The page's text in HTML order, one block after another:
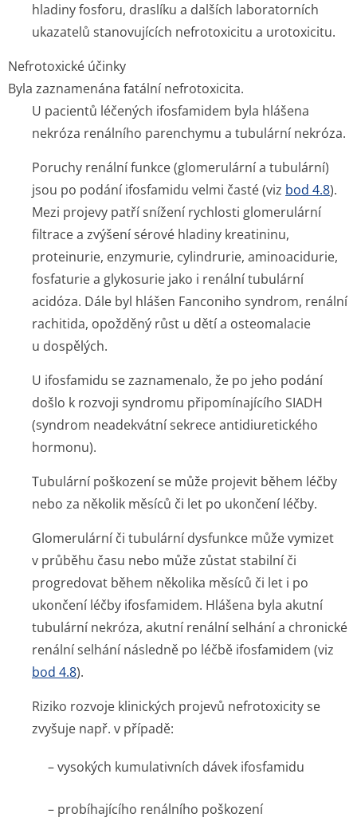
hladiny fosforu, draslíku a dalších laboratorních
ukazatelů stanovujících nefrotoxicitu a urotoxicitu.
Nefrotoxické účinky
Byla zaznamenána fatální nefrotoxicita.
U pacientů léčených ifosfamidem byla hlášena
nekróza renálního parenchymu a tubulární nekróza.
Poruchy renální funkce (glomerulární a tubulární)
jsou po podání ifosfamidu velmi časté (viz bod 4.8).
Mezi projevy patří snížení rychlosti glomerulární
filtrace a zvýšení sérové hladiny kreatininu,
proteinurie, enzymurie, cylindrurie, aminoacidurie,
fosfaturie a glykosurie jako i renální tubulární
acidóza. Dále byl hlášen Fanconiho syndrom, renální
rachitida, opožděný růst u dětí a osteomalacie
u dospělých.
U ifosfamidu se zaznamenalo, že po jeho podání
došlo k rozvoji syndromu připomínajícího SIADH
(syndrom neadekvátní sekrece antidiuretického
hormonu).
Tubulární poškození se může projevit během léčby
nebo za několik měsíců či let po ukončení léčby.
Glomerulární či tubulární dysfunkce může vymizet
v průběhu času nebo může zůstat stabilní či
progredovat během několika měsíců či let i po
ukončení léčby ifosfamidem. Hlášena byla akutní
tubulární nekróza, akutní renální selhání a chronické
renální selhání následně po léčbě ifosfamidem (viz
bod 4.8).
Riziko rozvoje klinických projevů nefrotoxicity se
zvyšuje např. v případě:
– vysokých kumulativních dávek ifosfamidu
– probíhajícího renálního poškození